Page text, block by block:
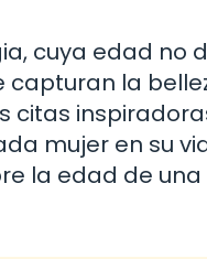
cuya edad no
capturan la
citas
mujer en su
la edad de